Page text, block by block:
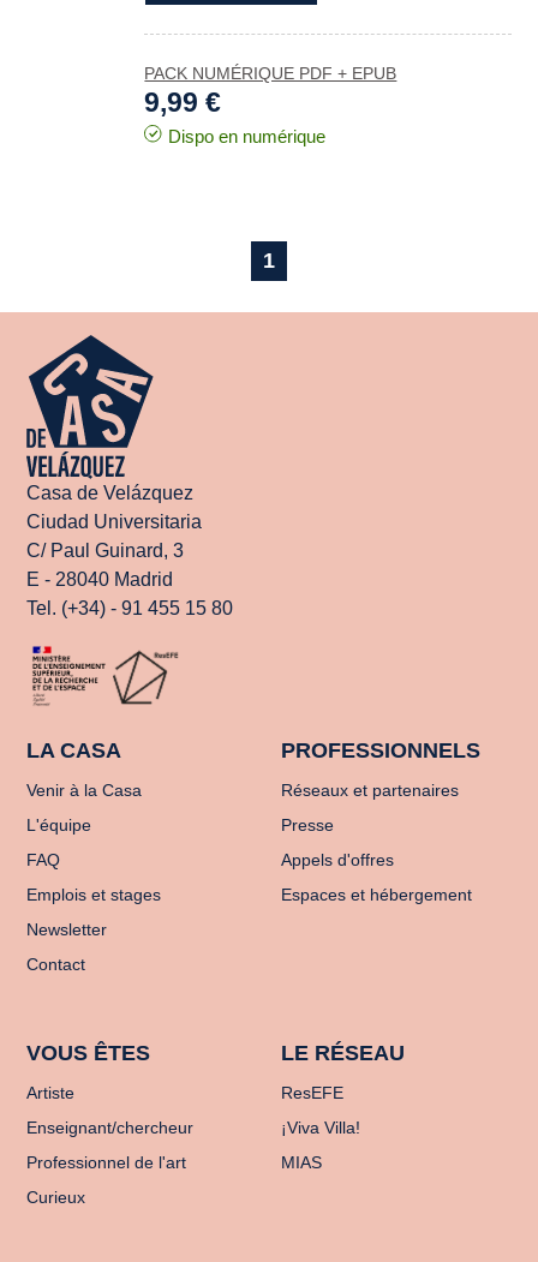
PACK NUMÉRIQUE PDF + EPUB
9,99 €
Dispo en numérique
1
Casa de Velázquez
Ciudad Universitaria
C/ Paul Guinard, 3
E - 28040 Madrid
Tel. (+34) - 91 455 15 80
LA CASA
Venir à la Casa
L'équipe
FAQ
Emplois et stages
Newsletter
Contact
PROFESSIONNELS
Réseaux et partenaires
Presse
Appels d'offres
Espaces et hébergement
VOUS ÊTES
Artiste
Enseignant/chercheur
Professionnel de l'art
Curieux
LE RÉSEAU
ResEFE
¡Viva Villa!
MIAS